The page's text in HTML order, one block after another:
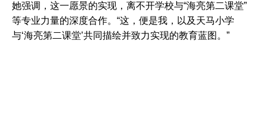
她强调，这一愿景的实现，离不开学校与“海亮第二课堂”
等专业力量的深度合作。“这，便是我，以及天马小学
与‘海亮第二课堂’共同描绘并致力实现的教育蓝图。”